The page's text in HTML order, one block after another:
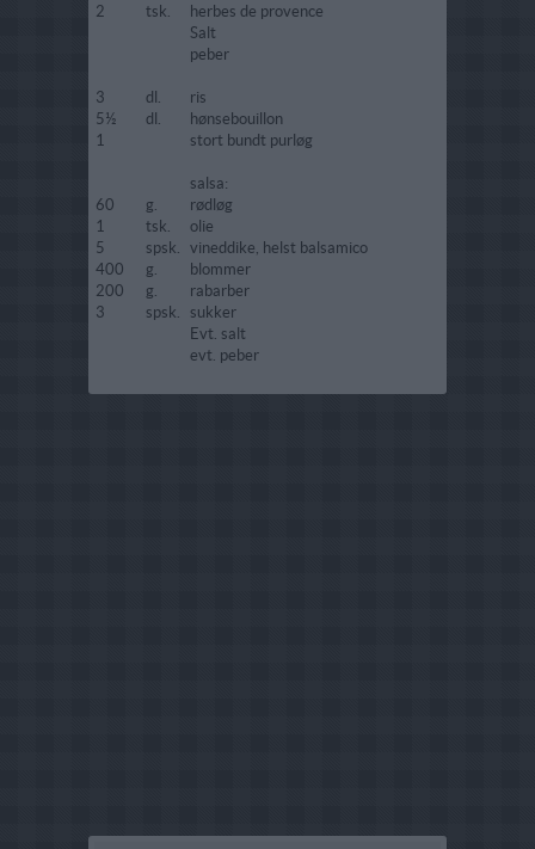
2
tsk.
herbes de provence
Salt
peber
3 dl.
ris
5½
dl.
hønsebouillon
1
stort bundt purløg
salsa:
60
g.
rødløg
1
tsk.
olie
5
spsk. vineddike, helst balsamico
400
g.
blommer
200
g.
rabarber
3
spsk.
sukker
Evt. salt
evt. peber